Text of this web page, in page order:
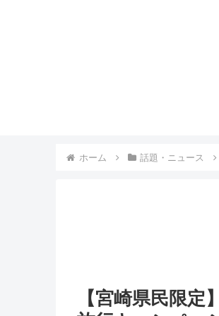
ホーム 話題・ニュース
【宮崎県民限